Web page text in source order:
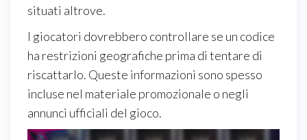
situati altrove.
I giocatori dovrebbero controllare se un codice
ha restrizioni geografiche prima di tentare di
riscattarlo. Queste informazioni sono spesso
incluse nel materiale promozionale o negli
annunci ufficiali del gioco.